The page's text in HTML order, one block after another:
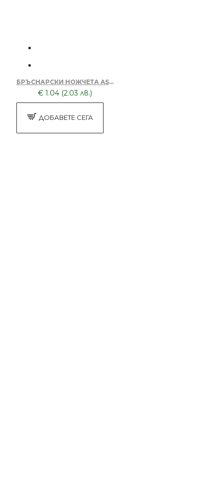
БРЪСНАРСКИ НОЖЧЕТА ASTRA - 5БР.
€ 1.04 (2.03 лв.)
ДОБАВЕТЕ СЕГА